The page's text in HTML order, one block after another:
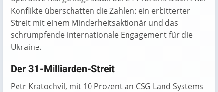
Konflikte überschatten die Zahlen: ein erbitterter
Streit mit einem Minderheitsaktionär und das
schrumpfende internationale Engagement für die
Ukraine.
Der 31-Milliarden-Streit
Petr Kratochvíl, mit 10 Prozent an CSG Land Systems